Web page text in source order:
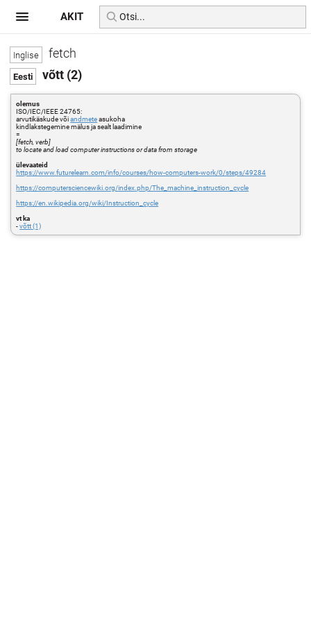
fetch
võtt (2)
olemus
ISO/IEC/IEEE 24765:
arvutikäskude võiandmeteasukoha
kindlakstegemine mälus ja sealt laadimine
=
[fetch, verb]
to locate and load computer instructions or data from storage
ülevaateid
https://www.futurelearn.com/info/courses/how-computers-work/0/steps/49284
https://computersciencewiki.org/index.php/The_machine_instruction_cycle
https://en.wikipedia.org/wiki/Instruction_cycle
vt ka
-võtt (1)
AKIT